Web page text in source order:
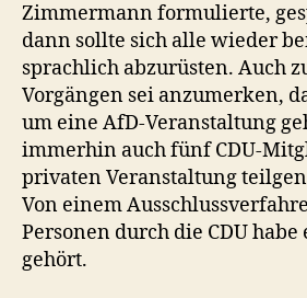
Zimmermann formulierte,
dann sollte sich alle wieder
sprachlich abzurüsten. Auch
Vorgängen sei anzumerken,
um eine AfD-Veranstaltung
immerhin auch fünf CDU-
privaten Veranstaltung
Von einem
Personen durch die CDU
gehört.